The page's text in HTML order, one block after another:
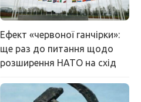
Ефект «червоної ганчірки»:
ще раз до питання щодо
розширення НАТО на схід